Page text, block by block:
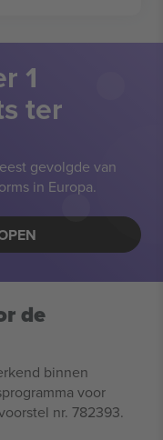
1
ter
gevolgde van
in Europa.
de
binnen
voor
nr. 782393.